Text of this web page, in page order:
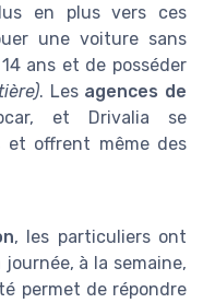
en plus vers ces
une voiture sans
ans et de posséder
. Les agences de
et Drivalia se
et offrent même des
, les particuliers ont
à la semaine,
permet de répondre